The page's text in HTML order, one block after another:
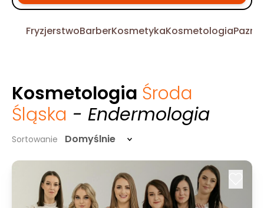
FryzjerstwoBarberKosmetykaKosmetologia
Kosmetologia Środa
Śląska - Endermologia
Sortowanie Domyślnie